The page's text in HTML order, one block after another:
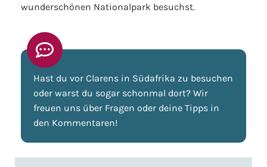
wunderschönen Nationalpark besuchst.
Hast du vor Clarens in Südafrika zu besuchen
oder warst du sogar schonmal dort? Wir
freuen uns über Fragen oder deine Tipps in
den Kommentaren!